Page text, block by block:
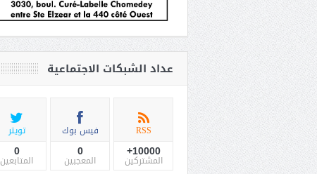
عداد الشبكات الاجتماعية
RSS
10000+
المشتركين
فيس بوك
0
المعجبين
تويتر
0
المتابعين